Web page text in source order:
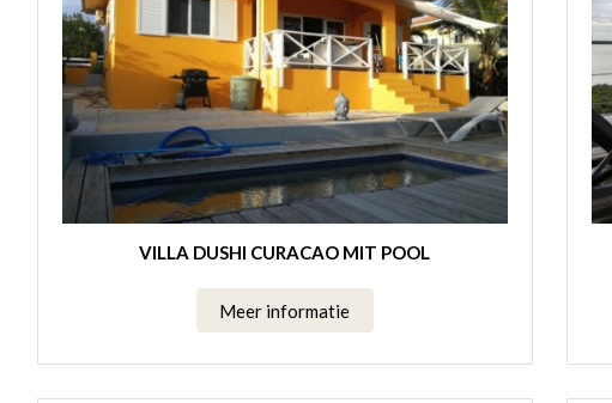
VILLA DUSHI CURACAO MIT POOL
Meer informatie